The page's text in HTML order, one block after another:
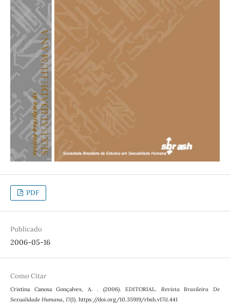
PDF
Publicado
2006-05-16
Como Citar
Cristina Canosa Gonçalves, A. . (2006). EDITORIAL. Revista Brasileira De
Sexualidade Humana, 17(1). https://doi.org/10.35919/rbsh.v17i1.441